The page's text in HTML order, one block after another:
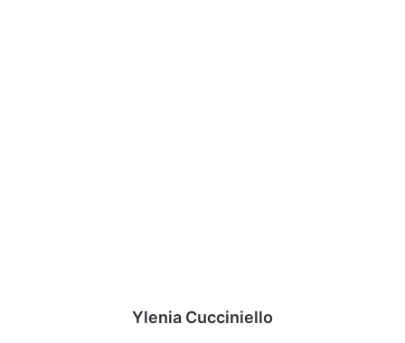
Ylenia Cucciniello